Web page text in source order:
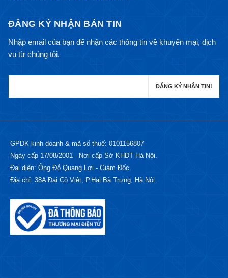
ĐĂNG KÝ NHẬN BẢN TIN
Nhập email của bạn để nhận các thông tin về khuyến mại, dịch
vụ từ chúng tôi.
GPDK kinh doanh & mã số thuế: 0101156807
Ngày cấp 17/08/2001 - Nơi cấp Sở KHĐT Hà Nội.
Đại diện: Ông Đỗ Quang Lợi - Giám Đốc.
Địa chỉ: 38A Đại Cồ Việt, P.Hai Bà Trưng, Hà Nội.